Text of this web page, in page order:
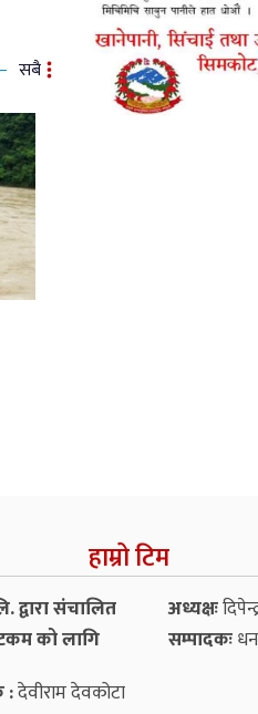
सबै
हाम्रो टिम
द्वारा संचालित
को लागि
अध्यक्षः
सम्पादकः
:देवीराम देवकोटा